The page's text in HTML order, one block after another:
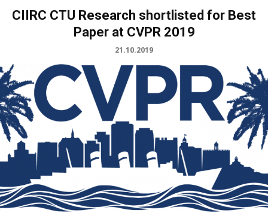
CIIRC CTU Research shortlisted for Best
Paper at CVPR 2019
21.10.2019